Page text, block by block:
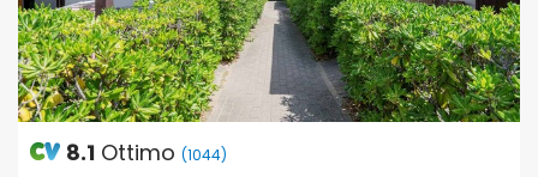
8.1 Ottimo (1044)